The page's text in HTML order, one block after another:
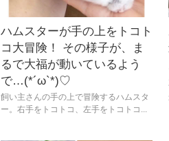
ハムスターが手の上をトコト
コ大冒険！ その様子が、ま
るで大福が動いているよう
で…(*´ω`*)♡
飼い主さんの手の上で冒険するハムスタ
ー。右手をトコトコ、左手をトコトコ...